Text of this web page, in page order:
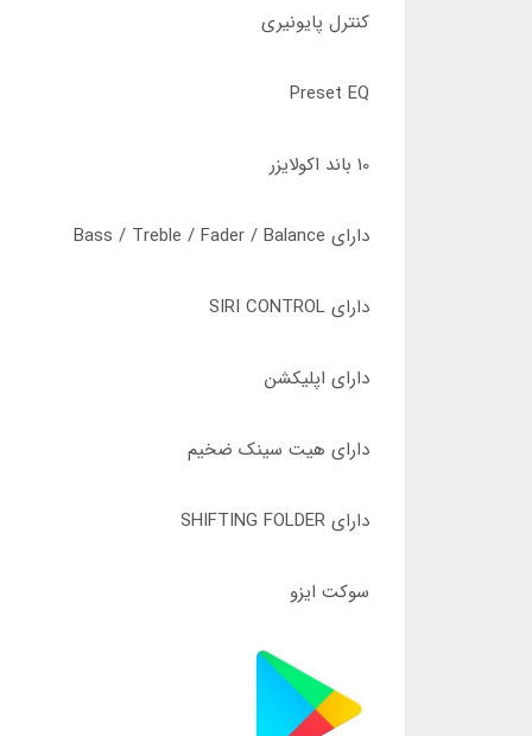
کنترل پایونیری
Preset EQ
10 باند اکولایزر
دارای Bass / Treble / Fader / Balance
دارای SIRI CONTROL
دارای اپلیکشن
دارای هیت سینک ضخیم
دارای SHIFTING FOLDER
سوکت ایزو